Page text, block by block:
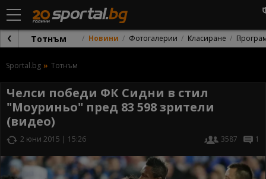
Тотнъм Новини Фотогалерии Класиране
Sportal.bg Тотнъм
Челси победи ФК Сидни в стил
"Моуриньо" пред 83 598 зрители
(видео)
2 юни 2015 | 15:26 3587 1